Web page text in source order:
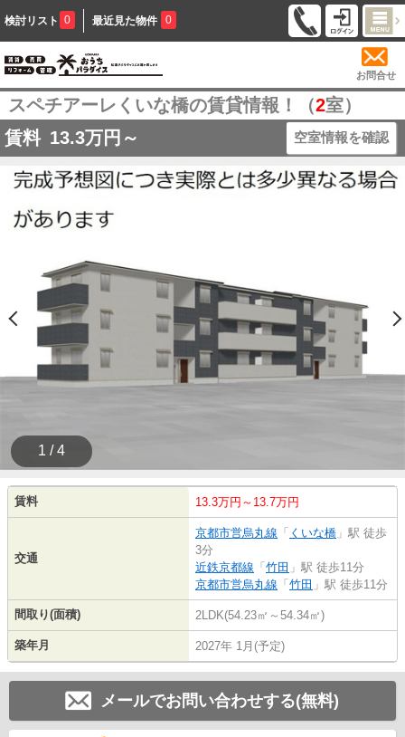
検討リスト 0 最近見た物件 0
お問合せ
スペチアーレくいな橋の賃貸情報！（2室）
賃料 13.3万円～ 空室情報を確認
1 / 4
賃料 13.3万円～13.7万円
交通
京都市営烏丸線 「 くいな橋 」駅 徒歩
3分
近鉄京都線 「 竹田 」駅 徒歩11分
京都市営烏丸線 「 竹田 」駅 徒歩11分
間取り(面積) 2LDK(54.23㎡～54.34㎡)
築年月 2027年 1月(予定)
メールでお問い合わせする(無料)